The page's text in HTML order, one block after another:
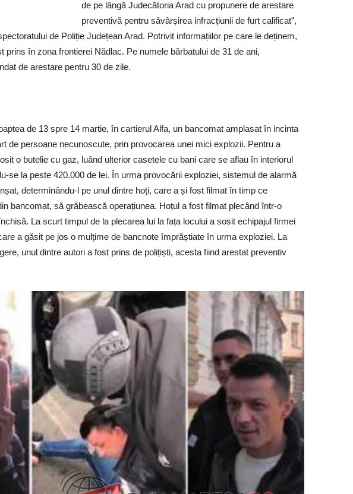
de pe lângă Judecătoria Arad cu propunere de arestare
preventivă pentru săvârșirea infracțiunii de furt calificat”,
de Poliție Județean Arad. Potrivit informațiilor pe care le deținem,
prins în zona frontierei Nădlac. Pe numele bărbatului de 31 de ani,
de arestare pentru 30 de zile.
de 13 spre 14 martie, în cartierul Alfa, un bancomat amplasat în incinta
de persoane necunoscute, prin provocarea unei mici explozii. Pentru a
o butelie cu gaz, luând ulterior casetele cu bani care se aflau în interiorul
se la peste 420.000 de lei. În urma provocării exploziei, sistemul de alarmă
determinându-l pe unul dintre hoți, care a și fost filmat în timp ce
bancomat, să grăbească operațiunea. Hoțul a fost filmat plecând într-o
La scurt timpul de la plecarea lui la fața locului a sosit echipajul firmei
a găsit pe jos o mulțime de bancnote împrăștiate în urma exploziei. La
unul dintre autori a fost prins de polițiști, acesta fiind arestat preventiv